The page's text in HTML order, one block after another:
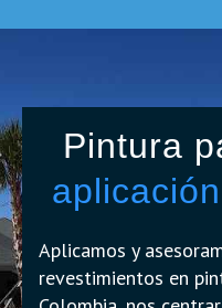
Pintura
Aplicamos y
revestimientos en